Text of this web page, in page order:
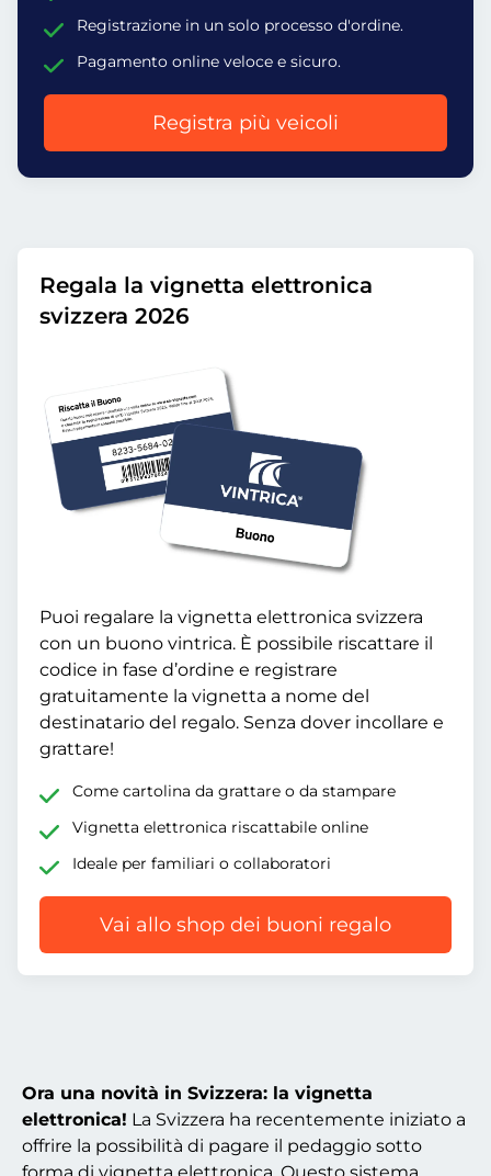
Registrazione in un solo processo d'ordine.
Pagamento online veloce e sicuro.
Registra più veicoli
Regala la vignetta elettronica
svizzera 2026
Puoi regalare la vignetta elettronica svizzera
con un buono vintrica. È possibile riscattare il
codice in fase d’ordine e registrare
gratuitamente la vignetta a nome del
destinatario del regalo. Senza dover incollare e
grattare!
Come cartolina da grattare o da stampare
Vignetta elettronica riscattabile online
Ideale per familiari o collaboratori
Vai allo shop dei buoni regalo
Ora una novità in Svizzera: la vignetta
elettronica! La Svizzera ha recentemente iniziato a
offrire la possibilità di pagare il pedaggio sotto